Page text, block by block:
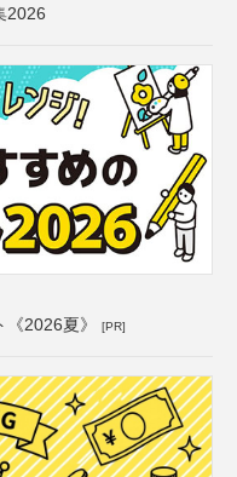
2026
2026夏》 [PR]